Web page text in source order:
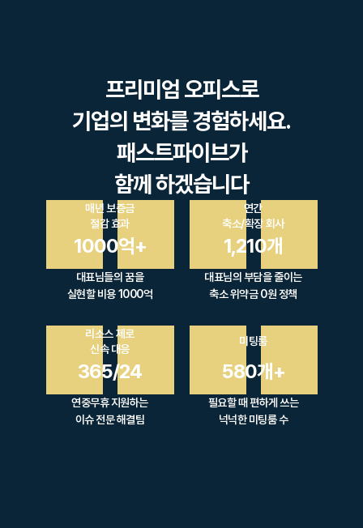
프리미엄 오피스로
기업의 변화를 경험하세요.
패스트파이브가
함께 하겠습니다
매년 보증금
절감 효과
1000억+
대표님들의 꿈을
실현할 비용 1000억
연간
축소/확장 회사
1,210개
대표님의 부담을 줄이는
축소 위약금 0원 정책
리소스 제로
신속 대응
365/24
연중무휴 지원하는
이슈 전문 해결팀
미팅룸
580개+
필요할 때 편하게 쓰는
넉넉한 미팅룸 수